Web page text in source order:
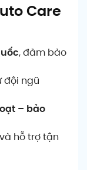
Care
, đảm bảo
đội ngũ
– bảo
và hỗ trợ tận